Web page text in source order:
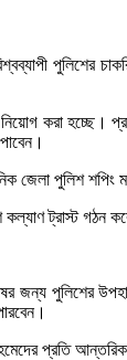
পুলিশের
করা হচ্ছে।
জেলা পুলিশ
কল্যাণ ট্রাস্ট
জন্য পুলিশের
প্রতি আন্তরিক